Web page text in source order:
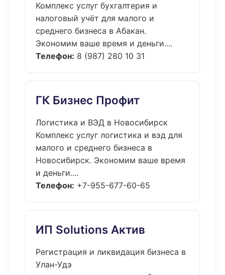
Комплекс услуг бухгалтерия и
налоговый учёт для малого и
среднего бизнеса в Абакан.
Экономим ваше время и деньги....
Телефон: 8 (987) 280 10 31
ГК Бизнес Профит
Логистика и ВЭД в Новосибирск
Комплекс услуг логистика и вэд для
малого и среднего бизнеса в
Новосибирск. Экономим ваше время
и деньги....
Телефон: +7-955-677-60-65
ИП Solutions Актив
Регистрация и ликвидация бизнеса в
Улан-Удэ